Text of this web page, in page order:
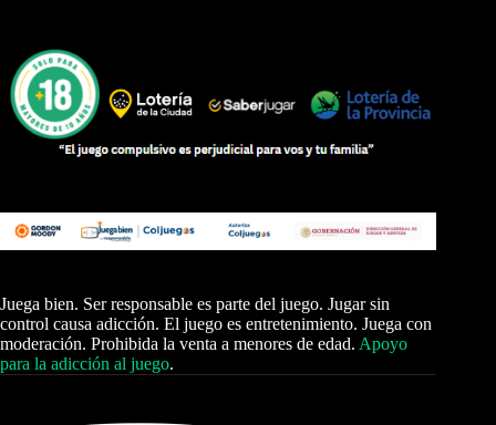
Juega bien. Ser responsable es parte del juego. Jugar sin
control causa adicción. El juego es entretenimiento. Juega con
moderación. Prohibida la venta a menores de edad. Apoyo
para la adicción al juego.